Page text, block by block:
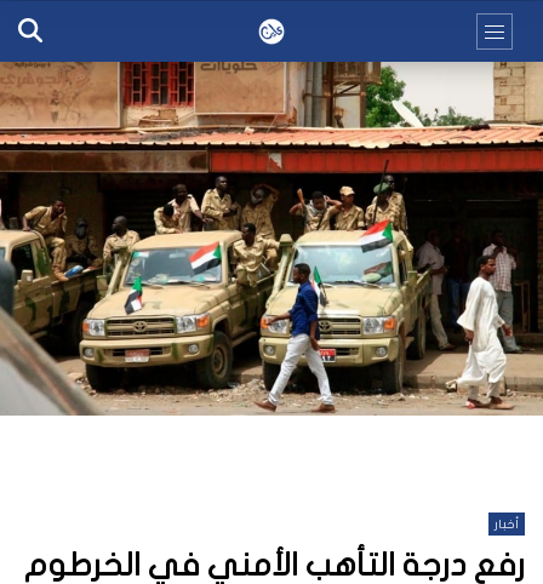
أخبار
رفع درجة التأهب الأمني في الخرطوم